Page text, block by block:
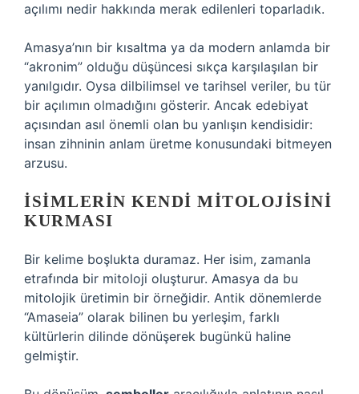
açılımı nedir hakkında merak edilenleri toparladık.
Amasya’nın bir kısaltma ya da modern anlamda bir
“akronim” olduğu düşüncesi sıkça karşılaşılan bir
yanılgıdır. Oysa dilbilimsel ve tarihsel veriler, bu tür
bir açılımın olmadığını gösterir. Ancak edebiyat
açısından asıl önemli olan bu yanlışın kendisidir:
insan zihninin anlam üretme konusundaki bitmeyen
arzusu.
İSIMLERIN KENDI MITOLOJISINI
KURMASI
Bir kelime boşlukta duramaz. Her isim, zamanla
etrafında bir mitoloji oluşturur. Amasya da bu
mitolojik üretimin bir örneğidir. Antik dönemlerde
“Amaseia” olarak bilinen bu yerleşim, farklı
kültürlerin dilinde dönüşerek bugünkü haline
gelmiştir.